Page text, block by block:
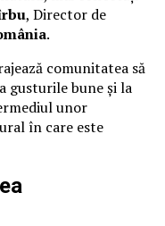
, Director de
.
comunitatea să
gusturile bune și la
unor
în care este